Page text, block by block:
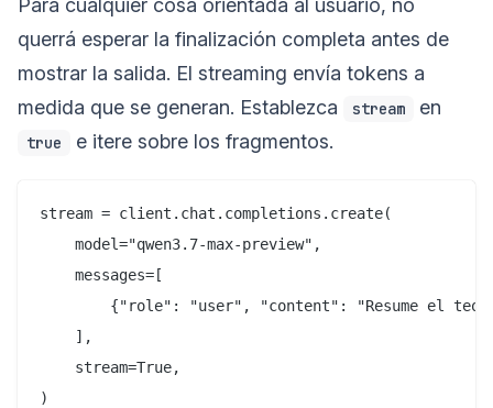
Para cualquier cosa orientada al usuario, no
querrá esperar la finalización completa antes de
mostrar la salida. El streaming envía tokens a
medida que se generan. Establezca
stream en
true e itere sobre los fragmentos.
stream = client.chat.completions.create(
    model="qwen3.7-max-preview",
    messages=[
{"role": "user", "content": "Resume el
    ],
    stream=True,
)